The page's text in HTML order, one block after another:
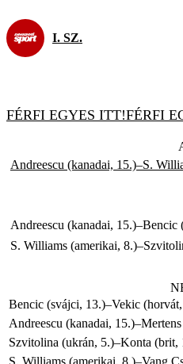
I. SZ.
FÉRFI EGYES ITT!FÉRFI
Andreescu (kanadai, 15.)–S.
Andreescu (kanadai, 15.)–Bencic
S. Williams (amerikai,
Bencic (svájci, 13.)–Vekic
Andreescu (kanadai,
Szvitolina (ukrán, 5.)–Konta (brit,
S. Williams (amerikai, 8.)–Vang